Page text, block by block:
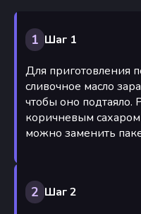
1 Шаг 1
Для приготовления
сливочное масло
чтобы оно подтаяло.
коричневым
можно заменить
2 Шаг 2